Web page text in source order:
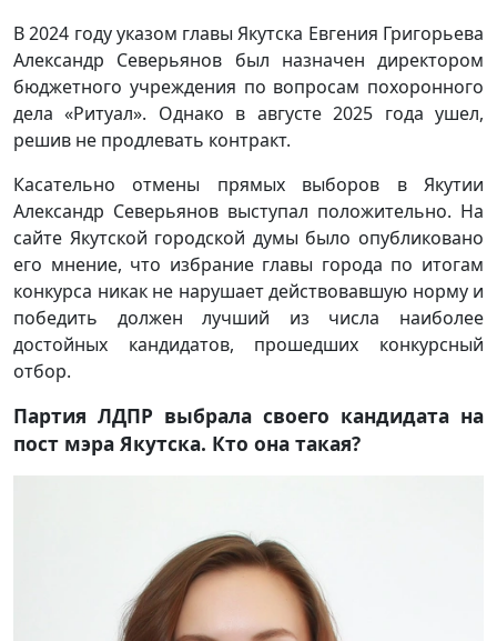
В 2024 году указом главы Якутска Евгения Григорьева
Александр Северьянов был назначен директором
бюджетного учреждения по вопросам похоронного
дела «Ритуал». Однако в августе 2025 года ушел,
решив не продлевать контракт.
Касательно отмены прямых выборов в Якутии
Александр Северьянов выступал положительно. На
сайте Якутской городской думы было опубликовано
его мнение, что избрание главы города по итогам
конкурса никак не нарушает действовавшую норму и
победить должен лучший из числа наиболее
достойных кандидатов, прошедших конкурсный
отбор.
Партия ЛДПР выбрала своего кандидата на
пост мэра Якутска. Кто она такая?